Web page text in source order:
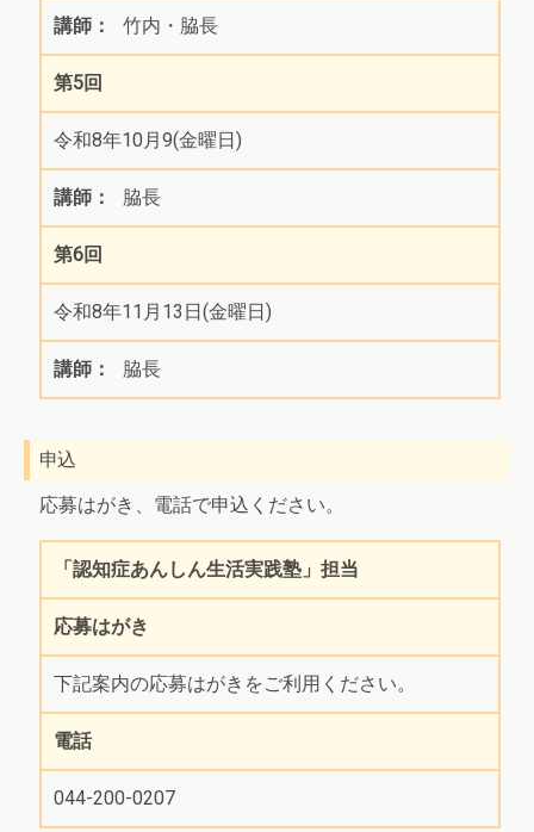
竹内・脇長
第5回
令和8年10月9(金曜日)
脇長
第6回
令和8年11月13日(金曜日)
脇長
申込
応募はがき、電話で申込ください。
「認知症あんしん生活実践塾」担当
応募はがき
下記案内の応募はがきをご利用ください。
電話
044-200-0207